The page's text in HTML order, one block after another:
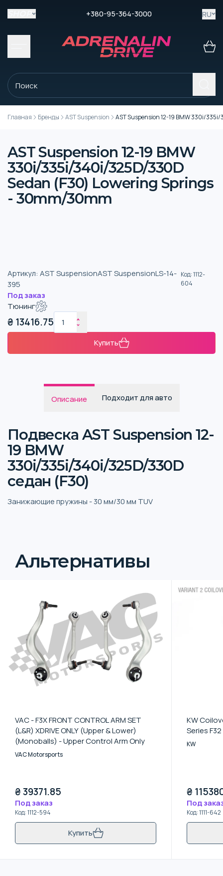
+380-95-364-3000 RU
Главная Бренды AST Suspension AST Suspension 12-19 BMW 330i/
AST Suspension 12-19 BMW
330i/335i/340i/325D/330D
Sedan (F30) Lowering Springs
- 30mm/30mm
Артикул: AST SuspensionAST SuspensionLS-14-
395
Код:1112-
604
Под заказ
Тюнинг
₴ 13416.75
Купить
Описание Подходит для авто
Подвеска AST Suspension 12-
19 BMW
330i/335i/340i/325D/330D
седан (F30)
Занижающие пружины - 30 мм/30 мм TUV
Альтернативы
VAC - F3X FRONT CONTROL ARM SET
(L&R) XDRIVE ONLY (Upper & Lower)
(Monoballs) - Upper Control Arm Only
VAC Motorsports
₴39371.85
Под заказ
Код:1112-594
Купить
KW
Series
KW
₴
Под
Код:1111-642